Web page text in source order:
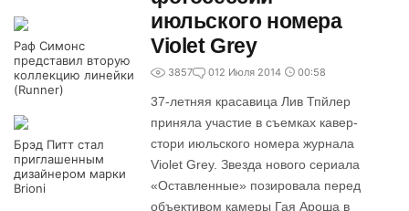
Раф Симонс
представил вторую
коллекцию линейки
(Runner)
Брэд Питт стал
приглашенным
дизайнером марки
Brioni
июльского номера
Violet Grey
3857 012 Июля 2014 00:58
37-летняя красавица Лив Тпйлер
приняла участие в съемках кавер-
стори июльского номера журнала
Violet Grey. Звезда нового сериала
«Оставленные» позировала перед
объективом камеры Гая Ароша в